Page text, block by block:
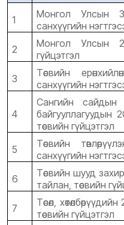
1
Монгол Улсын
санхүүгийн
2
Монгол Улсын
гүйцэтгэл
3
Төсвийн
санхүүгийн
4
Сангийн сайдын
байгууллагуудын
төсвийн гүйцэтгэл
5
Төсвийн
санхүүгийн
6
Төсвийн шууд
тайлан, төсвийн
7
Төсөл,
төсвийн гүйцэтгэл